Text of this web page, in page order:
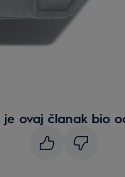
je ovaj članak bio